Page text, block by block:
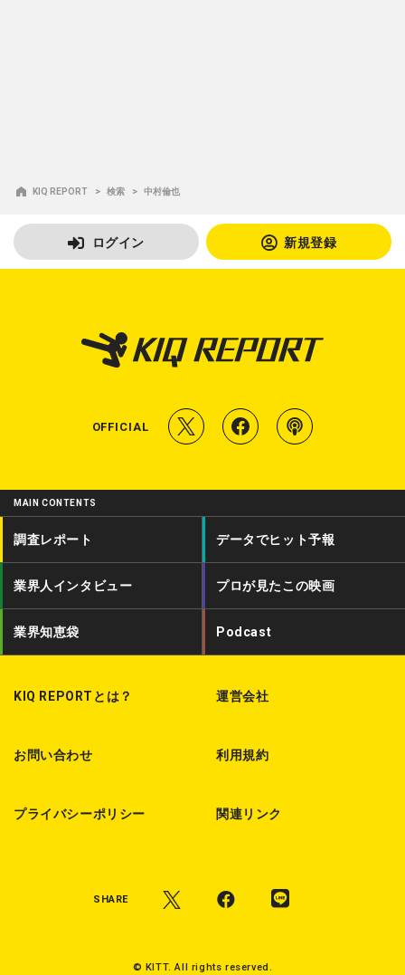
KIQ REPORT 検索 中村倫也
ログイン 新規登録
OFFICIAL
T
i
t
f
c
e
b
o
o
P
d
a
s
MAIN CONTENTS
調査レポート データでヒット予報
業界人インタビュー プロが見たこの映画
業界知恵袋 Podcast
KIQ REPORTとは？ 運営会社
お問い合わせ 利用規約
プライバシーポリシー 関連リンク
SHARE
© KITT. All rights reserved.